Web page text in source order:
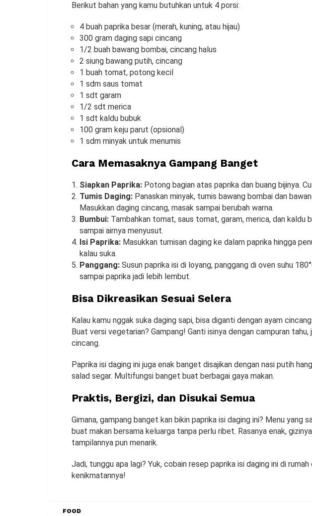
Berikut bahan yang kamu butuhkan untuk 4 porsi:
4 buah paprika besar (merah, kuning, atau hijau)
300 gram daging sapi cincang
1/2 buah bawang bombai, cincang halus
2 siung bawang putih, cincang
1 buah tomat, potong kecil
1 sdm saus tomat
1 sdt garam
1/2 sdt merica
1 sdt kaldu bubuk
100 gram keju parut (opsional)
1 sdm minyak untuk menumis
Cara Memasaknya Gampang Banget
Siapkan Paprika: Potong bagian atas paprika dan buang bijinya.
Tumis Daging: Panaskan minyak, tumis bawang bombai dan
Masukkan daging cincang, masak sampai berubah warna.
Bumbui: Tambahkan tomat, saus tomat, garam, merica, dan kaldu
sampai airnya menyusut.
Isi Paprika: Masukkan tumisan daging ke dalam paprika hingga
kalau suka.
Panggang: Susun paprika isi di loyang, panggang di oven suhu
sampai paprika jadi lebih lembut.
Bisa Dikreasikan Sesuai Selera
Kalau kamu nggak suka daging sapi, bisa diganti dengan ayam
Buat versi vegetarian? Gampang! Ganti isinya dengan campuran tahu,
cincang.
Paprika isi daging ini juga enak banget disajikan dengan nasi putih
salad segar. Multifungsi banget buat berbagai gaya makan.
Praktis, Bergizi, dan Disukai Semua
Gimana, gampang banget kan bikin paprika isi daging ini? Menu yang
buat makan bersama keluarga tanpa perlu ribet. Rasanya enak,
tampilannya pun menarik.
Jadi, tunggu apa lagi? Yuk, cobain resep paprika isi daging ini di rumah
kenikmatannya!
FOOD